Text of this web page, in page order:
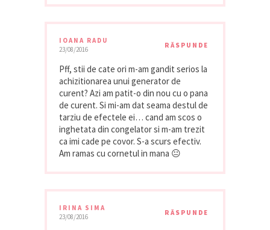
IOANA RADU
23/08/2016
RĂSPUNDE
Pff, stii de cate ori m-am gandit serios la
achizitionarea unui generator de
curent? Azi am patit-o din nou cu o pana
de curent. Si mi-am dat seama destul de
tarziu de efectele ei… cand am scos o
inghetata din congelator si m-am trezit
ca imi cade pe covor. S-a scurs efectiv.
Am ramas cu cornetul in mana 😐
IRINA SIMA
23/08/2016
RĂSPUNDE